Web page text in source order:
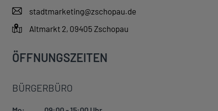
stadtmarketing@zschopau.de
Altmarkt 2, 09405 Zschopau
ÖFFNUNGSZEITEN
BÜRGERBÜRO